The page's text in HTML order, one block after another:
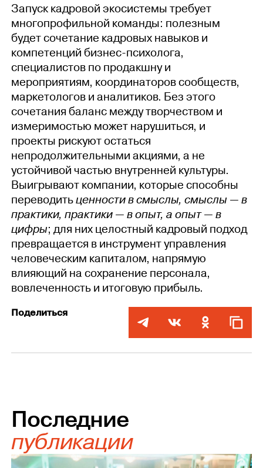
Запуск кадровой экосистемы требует
многопрофильной команды: полезным
будет сочетание кадровых навыков и
компетенций бизнес-психолога,
специалистов по продакшну и
мероприятиям, координаторов сообществ,
маркетологов и аналитиков. Без этого
сочетания баланс между творчеством и
измеримостью может нарушиться, и
проекты рискуют остаться
непродолжительными акциями, а не
устойчивой частью внутренней культуры.
Выигрывают компании, которые способны
переводитьценности в смыслы, смыслы — в
практики, практики — в опыт, а опыт — в
цифры; для них целостный кадровый подход
превращается в инструмент управления
человеческим капиталом, напрямую
влияющий на сохранение персонала,
вовлеченность и итоговую прибыль.
Поделиться
Последние
публикации